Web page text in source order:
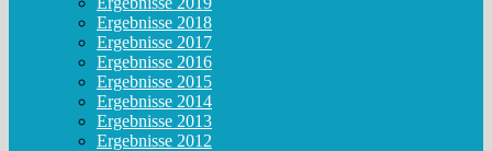
Ergebnisse 2018
Ergebnisse 2017
Ergebnisse 2016
Ergebnisse 2015
Ergebnisse 2014
Ergebnisse 2013
Ergebnisse 2012